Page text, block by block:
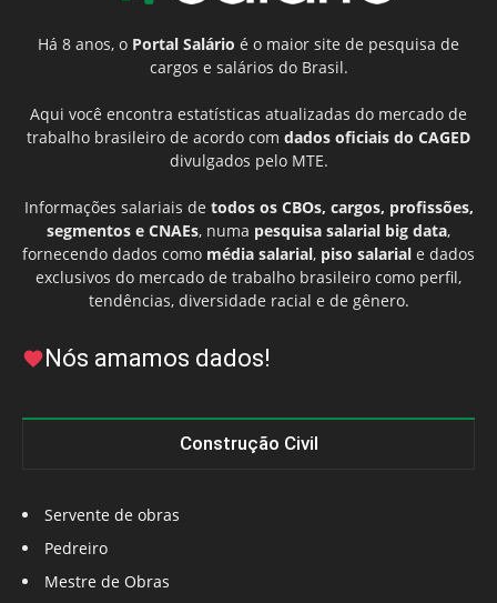
Há 8 anos, o Portal Salário é o maior site de pesquisa de
cargos e salários do Brasil.
Aqui você encontra estatísticas atualizadas do mercado de
trabalho brasileiro de acordo com dados oficiais do CAGED
divulgados pelo MTE.
Informações salariais de todos os CBOs, cargos, profissões,
segmentos e CNAEs, numa pesquisa salarial big data,
fornecendo dados como média salarial, piso salarial e dados
exclusivos do mercado de trabalho brasileiro como perfil,
tendências, diversidade racial e de gênero.
Nós amamos dados!
Construção Civil
Servente de obras
Pedreiro
Mestre de Obras